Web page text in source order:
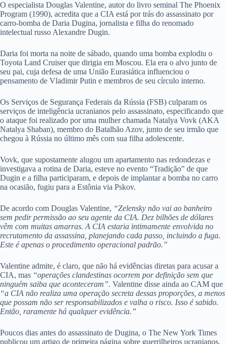
O especialista Douglas Valentine, autor do livro seminal The Phoenix
Program (1990), acredita que a CIA está por trás do assassinato por
carro-bomba de Daria Dugina, jornalista e filha do renomado
intelectual russo Alexandre Dugin.
Daria foi morta na noite de sábado, quando uma bomba explodiu o
Toyota Land Cruiser que dirigia em Moscou. Ela era o alvo junto de
seu pai, cuja defesa de uma União Eurasiática influenciou o
pensamento de Vladimir Putin e membros de seu círculo interno.
Os Serviços de Segurança Federais da Rússia (FSB) culparam os
serviços de inteligência ucranianos pelo assassinato, especificando que
o ataque foi realizado por uma mulher chamada Natalya Vovk (AKA
Natalya Shaban), membro do Batalhão Azov, junto de seu irmão que
chegou à Rússia no último mês com sua filha adolescente.
Vovk, que supostamente alugou um apartamento nas redondezas e
investigava a rotina de Daria, esteve no evento “Tradição” de que
Dugin e a filha participaram, e depois de implantar a bomba no carro
na ocasião, fugiu para a Estônia via Pskov.
De acordo com Douglas Valentine, “Zelensky não vai ao banheiro
sem pedir permissão ao seu agente da CIA. Dez bilhões de dólares
vêm com muitas amarras. A CIA estaria intimamente envolvida no
recrutamento da assassina, planejando cada passo, incluindo a fuga.
Este é apenas o procedimento operacional padrão.”
Valentine admite, é claro, que não há evidências diretas para acusar a
CIA, mas “operações clandestinas ocorrem por definição sem que
ninguém saiba que aconteceram”. Valentine disse ainda ao CAM que
“a CIA não realiza uma operação secreta dessas proporções, a menos
que possam não ser responsabilizados e valha o risco. Isso é sabido.
Então, raramente há qualquer evidência.”
Poucos dias antes do assassinato de Dugina, o The New York Times
publicou um artigo de primeira página sobre guerrilheiros ucranianos,